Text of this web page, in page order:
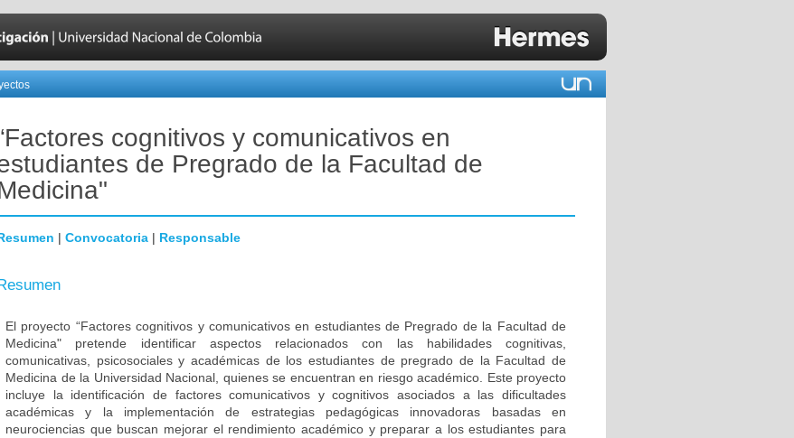
cognitivos y comunicativos en
de Pregrado de la Facultad de
| Convocatoria | Responsable
El proyecto “Factores cognitivos y comunicativos en estudiantes de Pregrado de la Facultad de
Medicina" pretende identificar aspectos relacionados con las habilidades cognitivas,
comunicativas, psicosociales y académicas de los estudiantes de pregrado de la Facultad de
Medicina de la Universidad Nacional, quienes se encuentran en riesgo académico. Este proyecto
incluye la identificación de factores comunicativos y cognitivos asociados a las dificultades
académicas y la implementación de estrategias pedagógicas innovadoras basadas en
neurociencias que buscan mejorar el rendimiento académico y preparar a los estudiantes para